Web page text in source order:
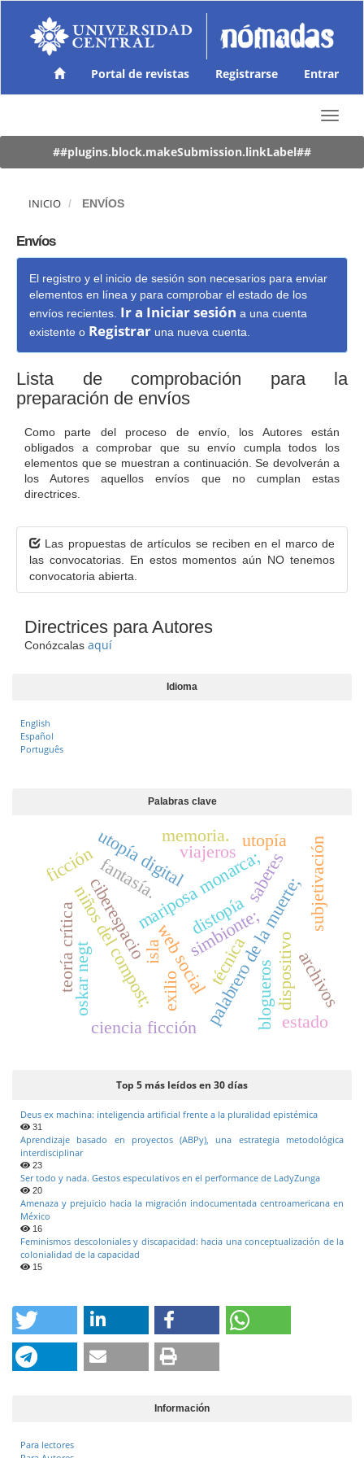
v
ó
p
i
c
i
a
l
C
o
n
e
n
d
o
p
r
i
c
i
p
a
l
a
r
t
e
r
Portal de revistas Registrarse Entrar
T
o
g
##plugins.block.makeSubmission.linkLabel##
INICIO ENVÍOS
Envíos
El registro y el inicio de sesión son necesarios para enviar
elementos en línea y para comprobar el estado de los
envíos recientes. Ir a Iniciar sesión a una cuenta
existente o Registrar una nueva cuenta.
Lista de comprobación para la
preparación de envíos
Como parte del proceso de envío, los Autores están
obligados a comprobar que su envío cumpla todos los
elementos que se muestran a continuación. Se devolverán a
los Autores aquellos envíos que no cumplan estas
directrices.
Las propuestas de artículos se reciben en el marco de
las convocatorias. En estos momentos aún NO tenemos
convocatoria abierta.
Directrices para Autores
Conózcalas aquí
Idioma
English
Español
Português
Palabras clave
niños del compost; simbionte;
palabrero de la muerte;
mariposa monarca;
ciencia ficción
saberes
web social
viajeros
blogueros
utopía digital
ciberespacio
oskar negt
teoría crítica
fantasía.
dispositivo
distopía subjetivación
técnica
memoria. utopía
exilio archivos
ficción
isla
estado
Top 5 más leídos en 30 días
Deus ex machina: inteligencia artificial frente a la pluralidad epistémica
31
Aprendizaje basado en proyectos (ABPy), una estrategia metodológica
interdisciplinar
23
Ser todo y nada. Gestos especulativos en el performance de LadyZunga
20
Amenaza y prejuicio hacia la migración indocumentada centroamericana en
México
16
Feminismos descoloniales y discapacidad: hacia una conceptualización de la
colonialidad de la capacidad
15
Información
Para lectores